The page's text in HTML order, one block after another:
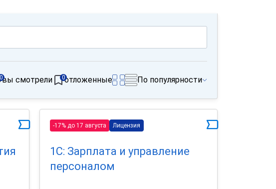
вы смотрели
0 отложенные
0 По популярности
-17% до 17 августа Лицензия
1С: Зарплата и управление
персоналом